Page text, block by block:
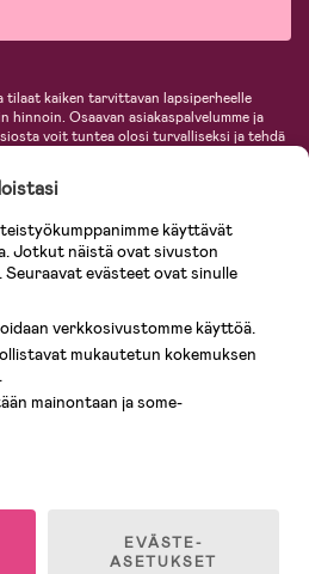
tilaat kaiken tarvittavan lapsiperheelle
hinnoin. Osaavan asiakaspalvelumme ja
voit tuntea olosi turvalliseksi ja tehdä
Meiltä löydät lukuisia tunnettuja
Neonate, Cybex, LEGO ja monia muita!
suurimpaan lastentarvikkeiden
käyttävät
Jotkut näistä ovat sivuston
evästeet ovat sinulle
verkkosivustomme käyttöä.
mukautetun kokemuksen
mainontaan ja some-
EVÄSTE-
ASETUKSET